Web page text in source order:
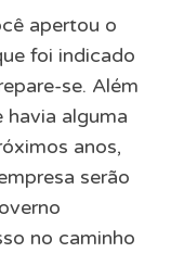
apertou o
foi indicado
se. Além
havia alguma
anos,
serão
no caminho